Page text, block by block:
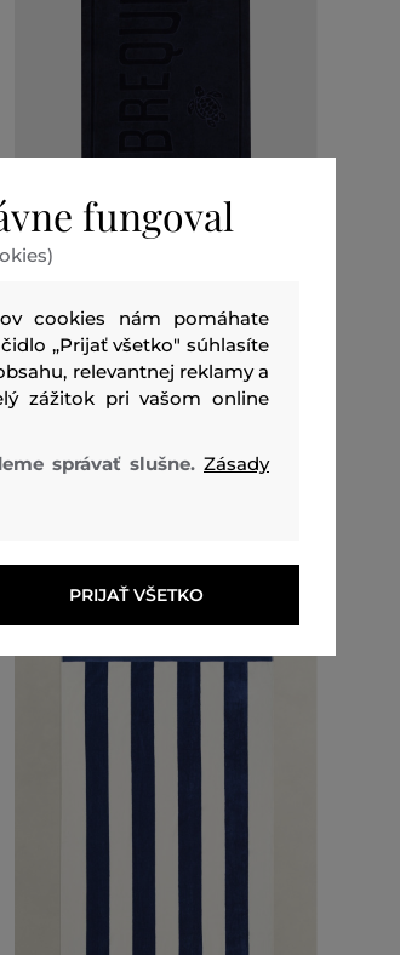
UTERÁK VILEBREQUIN ORGANIC SLD
JQD
Dostupné veľkosti:
fungoval
cookies nám pomáhate
„Prijať všetko" súhlasíte
relevantnej reklamy a
zážitok pri vašom online
správať slušne. Zásady
PRIJAŤ VŠETKO